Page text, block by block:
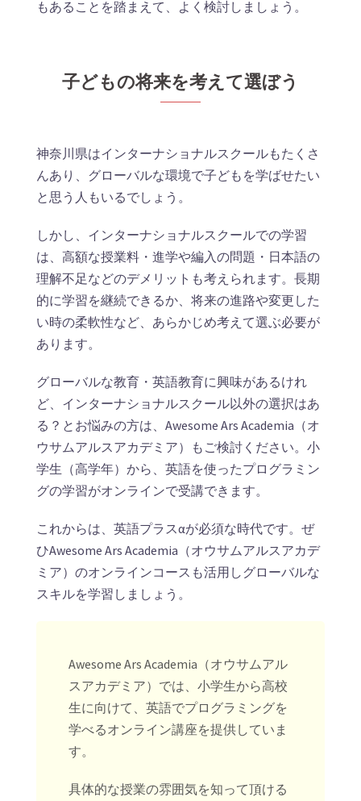
もあることを踏まえて、よく検討しましょう。
子どもの将来を考えて選ぼう
神奈川県はインターナショナルスクールもたくさ
んあり、グローバルな環境で子どもを学ばせたい
と思う人もいるでしょう。
しかし、インターナショナルスクールでの学習
は、高額な授業料・進学や編入の問題・日本語の
理解不足などのデメリットも考えられます。長期
的に学習を継続できるか、将来の進路や変更した
い時の柔軟性など、あらかじめ考えて選ぶ必要が
あります。
グローバルな教育・英語教育に興味があるけれ
ど、インターナショナルスクール以外の選択はあ
る？とお悩みの方は、Awesome Ars Academia（オ
ウサムアルスアカデミア）もご検討ください。小
学生（高学年）から、英語を使ったプログラミン
グの学習がオンラインで受講できます。
これからは、英語プラスαが必須な時代です。ぜ
ひAwesome Ars Academia（オウサムアルスアカデ
ミア）のオンラインコースも活用しグローバルな
スキルを学習しましょう。
Awesome Ars Academia（オウサムアル
スアカデミア）では、小学生から高校
生に向けて、英語でプログラミングを
学べるオンライン講座を提供していま
す。
具体的な授業の雰囲気を知って頂ける